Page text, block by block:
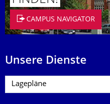
CAMPUS NAVIGATOR
Unsere Dienste